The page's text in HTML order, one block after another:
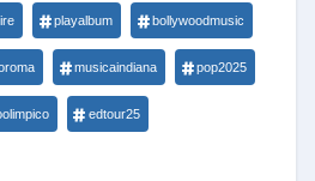
playalbum bollywoodmusic
musicaindiana pop2025
edtour25